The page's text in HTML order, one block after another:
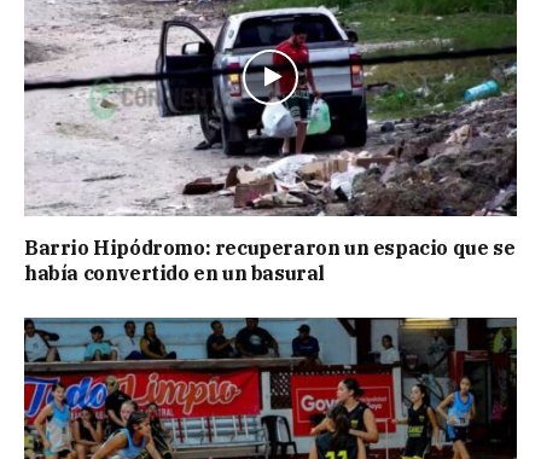
Barrio Hipódromo: recuperaron un espacio que se
había convertido en un basural